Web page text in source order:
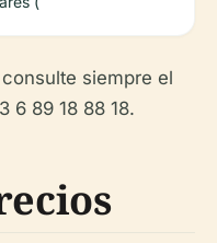
siempre el
6 89 18 88 18.